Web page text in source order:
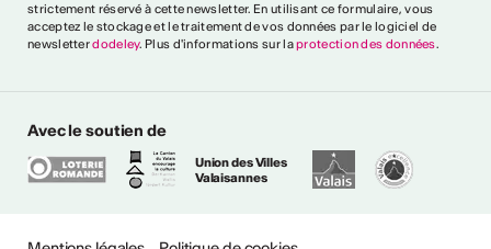
strictement réservé à cette newsletter. En utilisant ce formulaire, vous
acceptez le stockage et le traitement de vos données par le logiciel de
newsletterdodeley. Plus d'informations sur laprotection des données.
Avec le soutien de
Union des Villes
Valaisannes